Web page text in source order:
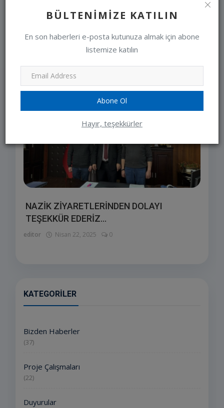
BÜLTENIMIZE KATILIN
En son haberleri e-posta kutunuza almak için abone
listemize katılın
Abone Ol
Hayır, teşekkürler
editor Jan 10, 2024 0
NAZİK ZİYARETLERİNDEN DOLAYI
TEŞEKKÜR EDERİZ...
editor Nisan 22, 2025 0
KATEGORILER
Bizden Haberler
(37)
Proje Çalışmaları
(22)
Duyurular